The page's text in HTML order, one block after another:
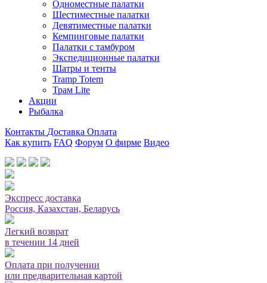
Одноместные палатки
Шестиместные палатки
Девятиместные палатки
Кемпинговые палатки
Палатки с тамбуром
Экспедиционные палатки
Шатры и тенты
Tramp Totem
Трам Lite
Акции
Рыбалка
Контакты Доставка Оплата
Как купить FAQ Форум О фирме Видео
Экспресс доставка
Россия, Казахстан, Беларусь
Легкий возврат
в течении 14 дней
Оплата при получении
или предварительная картой